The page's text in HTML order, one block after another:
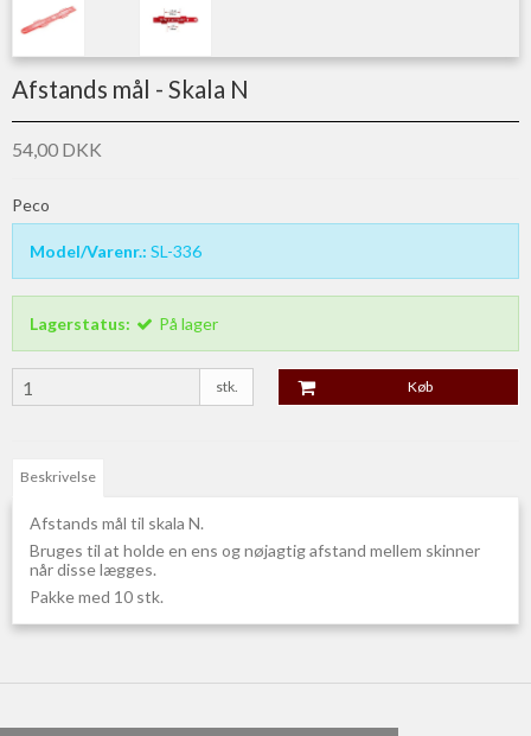
Afstands mål - Skala N
54,00 DKK
Peco
Model/Varenr.: SL-336
Lagerstatus: På lager
stk. Køb
Beskrivelse
Afstands mål til skala N.
Bruges til at holde en ens og nøjagtig afstand mellem skinner
når disse lægges.
Pakke med 10 stk.